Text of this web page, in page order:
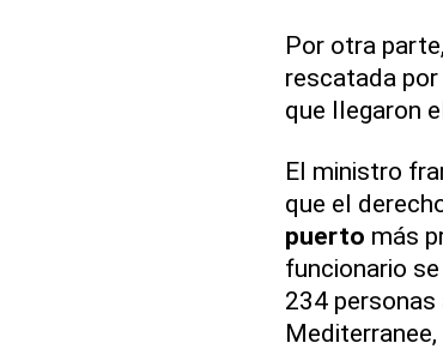
Por otra
rescatada
que llegaron
El ministro
que el
puerto más
funcionario
234 personas